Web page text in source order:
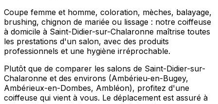
Coupe femme et homme, coloration, mèches, balayage,
brushing, chignon de mariée ou lissage : notre coiffeuse
à domicile à Saint-Didier-sur-Chalaronne maîtrise toutes
les prestations d'un salon, avec des produits
professionnels et une hygiène irréprochable.
Plutôt que de comparer les salons de Saint-Didier-sur-
Chalaronne et des environs (Ambérieu-en-Bugey,
Ambérieux-en-Dombes, Ambléon), profitez d'une
coiffeuse qui vient à vous. Le déplacement est assuré à